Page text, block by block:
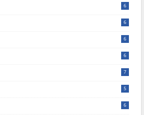
6
6
6
6
7
5
6